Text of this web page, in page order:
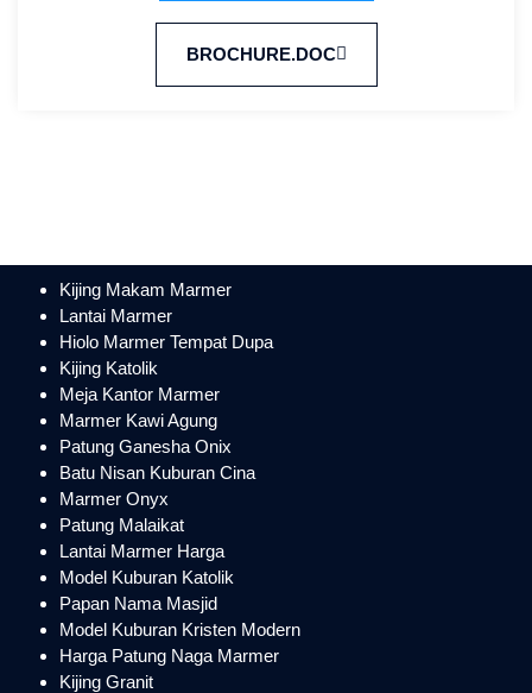
BROCHURE.DOC
Kijing Makam Marmer
Lantai Marmer
Hiolo Marmer Tempat Dupa
Kijing Katolik
Meja Kantor Marmer
Marmer Kawi Agung
Patung Ganesha Onix
Batu Nisan Kuburan Cina
Marmer Onyx
Patung Malaikat
Lantai Marmer Harga
Model Kuburan Katolik
Papan Nama Masjid
Model Kuburan Kristen Modern
Harga Patung Naga Marmer
Kijing Granit